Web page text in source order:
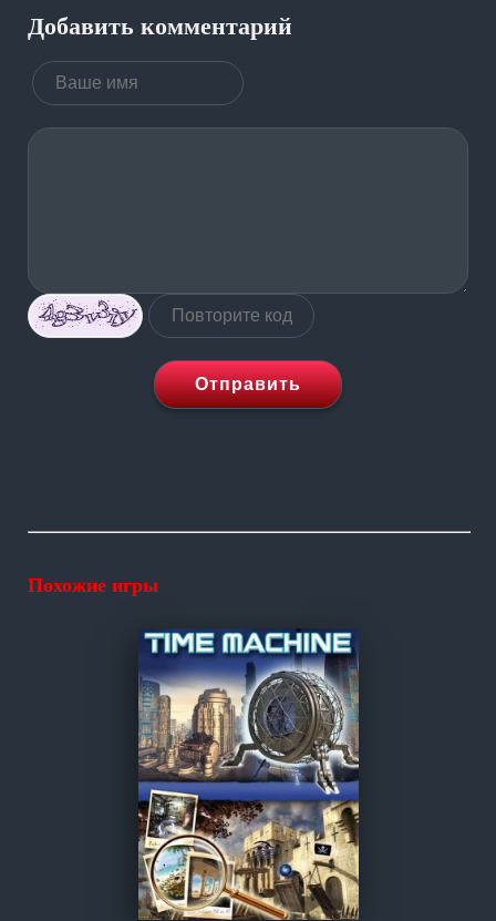
Добавить комментарий
Отправить
Похожие игры